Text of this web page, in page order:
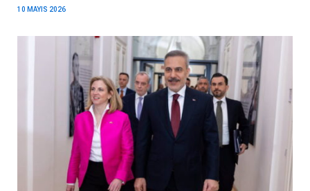
10 MAYIS 2026